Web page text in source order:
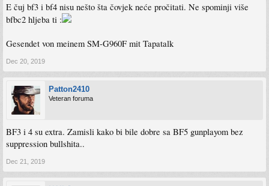
E čuj bf3 i bf4 nisu nešto šta čovjek neće pročitati. Ne spominji više
bfbc2 hljeba ti :
Gesendet von meinem SM-G960F mit Tapatalk
Dec 20, 2019
Patton2410
Veteran foruma
BF3 i 4 su extra. Zamisli kako bi bile dobre sa BF5 gunplayom bez
suppression bullshita..
Dec 21, 2019